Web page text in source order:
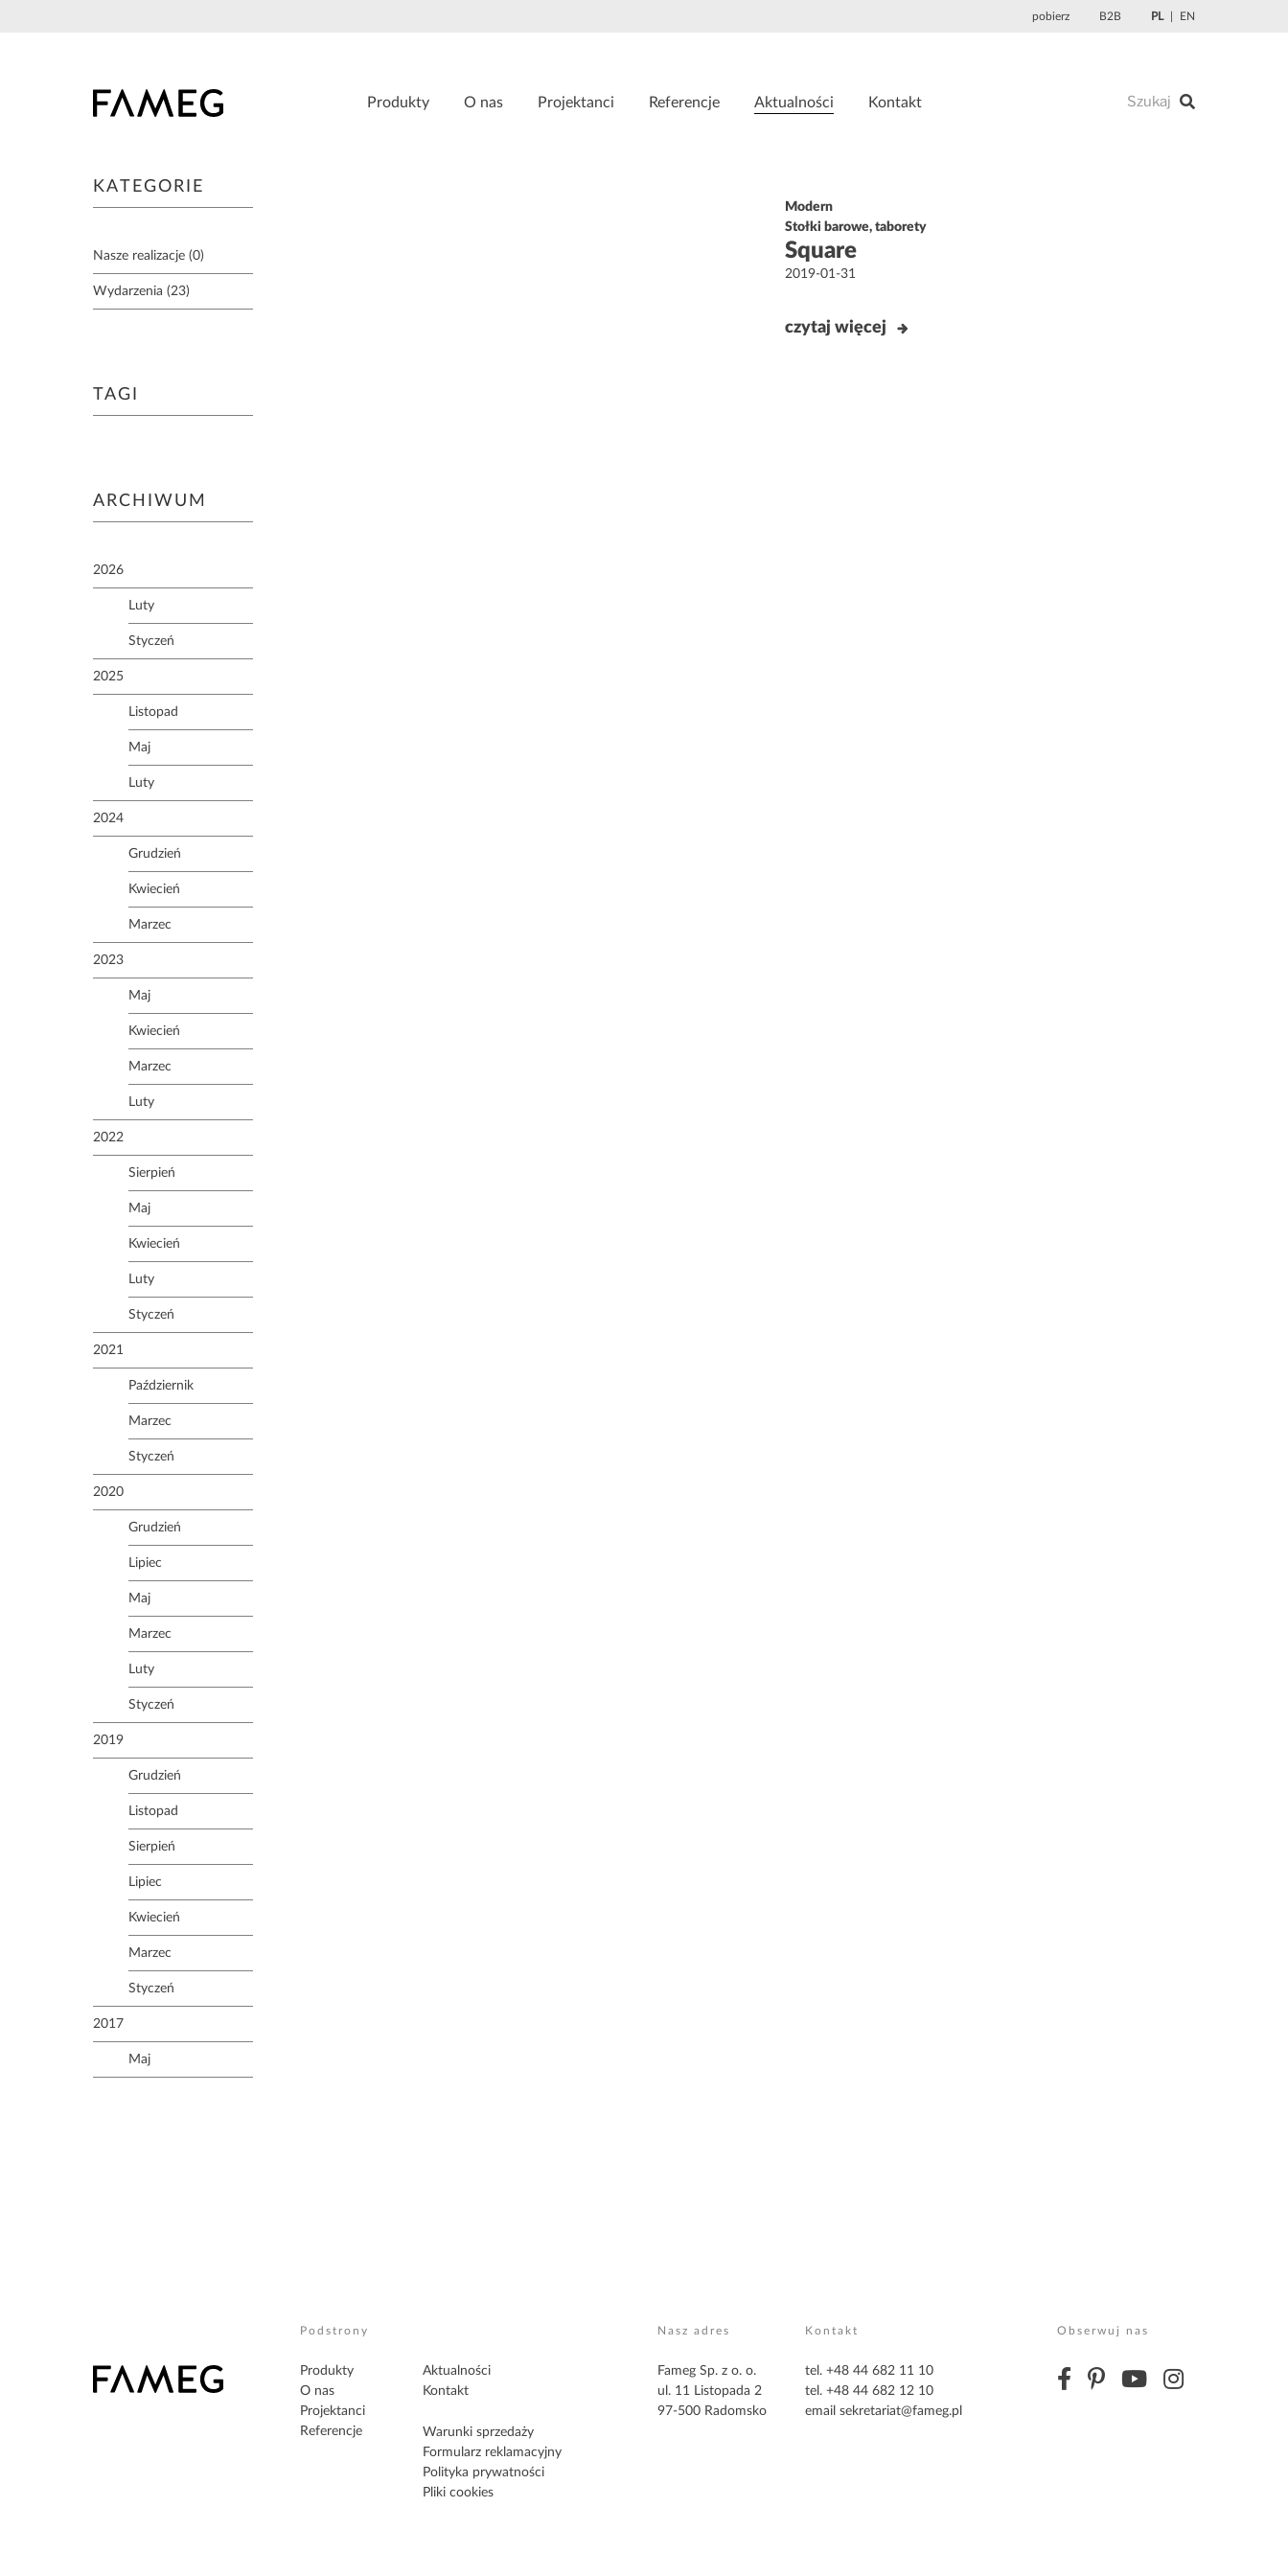
pobierz B2B PL EN
Produkty O nas Projektanci Referencje Aktualności Kontakt
KATEGORIE
Nasze realizacje (0)
Wydarzenia (23)
TAGI
ARCHIWUM
2026
Luty
Styczeń
2025
Listopad
Maj
Luty
2024
Grudzień
Kwiecień
Marzec
2023
Maj
Kwiecień
Marzec
Luty
2022
Sierpień
Maj
Kwiecień
Luty
Styczeń
2021
Październik
Marzec
Styczeń
2020
Grudzień
Lipiec
Maj
Marzec
Luty
Styczeń
2019
Grudzień
Listopad
Sierpień
Lipiec
Kwiecień
Marzec
Styczeń
2017
Maj
Modern
Stołki barowe, taborety
Square
Opublikowane
2019-01-31
czytaj więcej
Podstrony
Produkty
O nas
Projektanci
Referencje
Aktualności
Kontakt
Warunki sprzedaży
Formularz reklamacyjny
Polityka prywatności
Pliki cookies
Nasz adres
Fameg Sp. z o. o.
ul. 11 Listopada 2
97-500 Radomsko
Kontakt
tel. +48 44 682 11 10
tel. +48 44 682 12 10
email sekretariat@fameg.pl
Obserwuj nas